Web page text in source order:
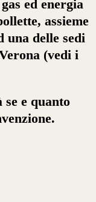
ed energia
assieme
una delle sedi
(vedi i
e quanto